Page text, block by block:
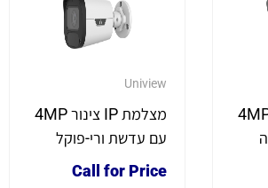
מצלמת IP צינור 4MP
Uniview
מצלמת IP צינור 4MP
עם עדשת ורי-פוקל
Call for Price